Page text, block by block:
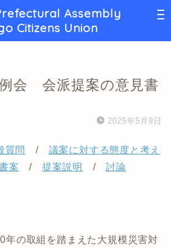
Assembly
Citizens Union
会 会派提案の意見書
2025年5月9日
質問 / 議案に対する態度と考え
案 / 提案説明 /討論
年の取組を踏まえた大規模災害対